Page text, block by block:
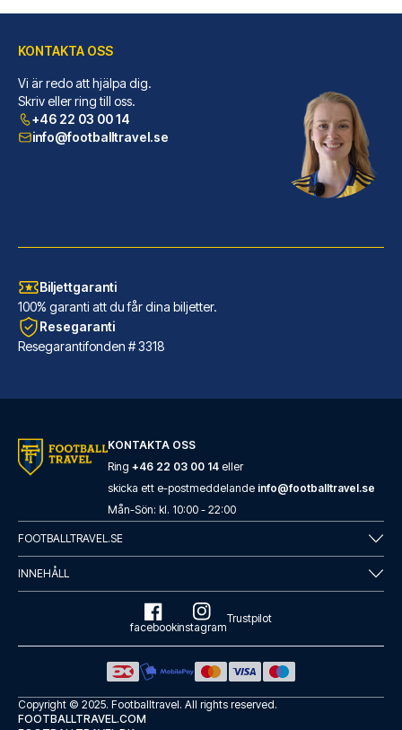
Point A London Kings Cross - St Pancras
Point A London Kings Cross - S...
Ibis Styles London Southwark –...
LÄS MER OM HOTELLET
KONTAKTA OSS
Vi är redo att hjälpa dig.
Skriv eller ring till oss.
+46 22 03 00 14
info@footballtravel.se
Biljettgaranti
100% garanti att du får dina biljetter.
Resegaranti
Resegarantifonden # 3318
KONTAKTA OSS
Ring +46 22 03 00 14 eller
skicka ett e-postmeddelande info@footballtravel.se
Mån-Sön: kl. 10:00 - 22:00
FOOTBALLTRAVEL.SE
INNEHÅLL
facebookinstagram
Trustpilot
Copyright © 2025. Footballtravel. All rights reserved.
FOOTBALLTRAVEL.COM